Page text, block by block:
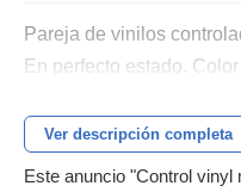
Pareja de vinilos
En perfecto estado. Color
Ver descripción completa
Este anuncio "Control